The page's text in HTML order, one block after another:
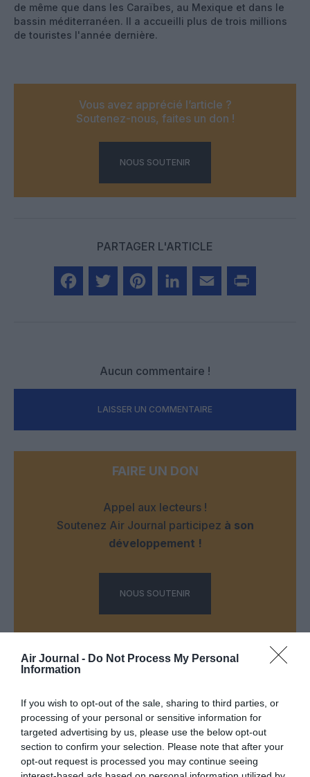
Air Journal - Do Not Process My Personal
Information
If you wish to opt-out of the sale, sharing to third parties, or
processing of your personal or sensitive information for
targeted advertising by us, please use the below opt-out
section to confirm your selection. Please note that after your
opt-out request is processed you may continue seeing
de même que dans les Caraïbes, au Mexique et dans le
bassin méditerranéen. Il a accueilli plus de trois millions
de touristes l'année dernière.
Vous avez apprécié l’article ?
Soutenez-nous, faites un don !
NOUS SOUTENIR
PARTAGER L'ARTICLE
Aucun commentaire !
LAISSER UN COMMENTAIRE
FAIRE UN DON
Appel aux lecteurs !
Soutenez Air Journal participez à son
développement !
NOUS SOUTENIR
DERNIERS COMMENTAIRES
Manfoua commenté l'article :